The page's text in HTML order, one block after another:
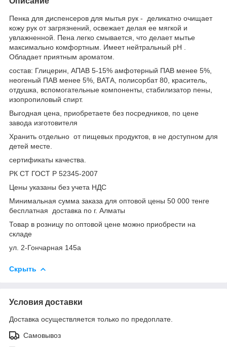
Пенка для диспенсеров для мытья рук - деликатно очищает
кожу рук от загрязнений, освежает делая ее мягкой и
увлажненной. Пена легко смывается, что делает мытье
максимально комфортным. Имеет нейтральный рН .
Обладает приятным ароматом.
состав: Глицерин, АПАВ 5-15% амфотерный ПАВ менее 5%,
неогеный ПАВ менее 5%, ВАТА, полисорбат 80, краситель,
отдушка, вспомогательные компоненты, стабилизатор пены,
изопропиловый спирт.
Выгодная цена, приобретаете без посредников, по цене
завода изготовителя
Хранить отдельно от пищевых продуктов, в не доступном для
детей месте.
сертификаты качества.
РК СТ ГОСТ Р 52345-2007
Цены указаны без учета НДС
Минимальная сумма заказа для оптовой цены 50 000 тенге
бесплатная доставка по г. Алматы
Товар в розницу по оптовой цене можно приобрести на
складе
ул. 2-Гончарная 145а
Скрыть
Условия доставки
Доставка осуществляется только по предоплате.
Самовывоз